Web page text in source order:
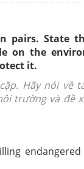
pairs. State
on the
it.
Hãy nói về
trường và đề